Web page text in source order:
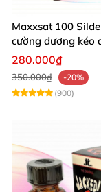
Maxxsat 100
cường dương kéo
gian dùng hiệu
280.000₫
350.000₫
-20%
(900)